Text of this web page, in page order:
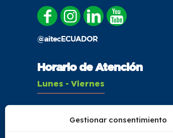
Gestionar consentimiento
@aitecECUADOR
Horario de Atención
Lunes - Viernes